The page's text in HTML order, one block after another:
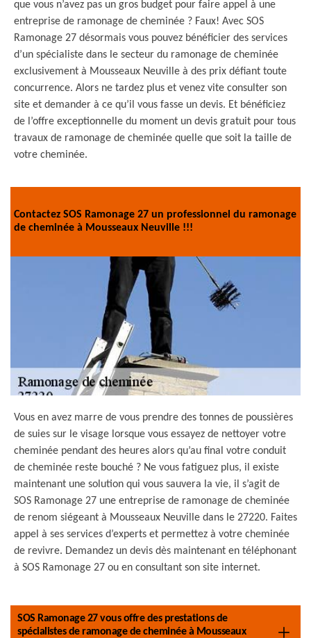
que vous n’avez pas un gros budget pour faire appel à une
entreprise de ramonage de cheminée ? Faux! Avec SOS
Ramonage 27 désormais vous pouvez bénéficier des services
d’un spécialiste dans le secteur du ramonage de cheminée
exclusivement à Mousseaux Neuville à des prix défiant toute
concurrence. Alors ne tardez plus et venez vite consulter son
site et demander à ce qu’il vous fasse un devis. Et bénéficiez
de l’offre exceptionnelle du moment un devis gratuit pour tous
travaux de ramonage de cheminée quelle que soit la taille de
votre cheminée.
Contactez SOS Ramonage 27 un professionnel du ramonage
de cheminée à Mousseaux Neuville !!!
Vous en avez marre de vous prendre des tonnes de poussières
de suies sur le visage lorsque vous essayez de nettoyer votre
cheminée pendant des heures alors qu’au final votre conduit
de cheminée reste bouché ? Ne vous fatiguez plus, il existe
maintenant une solution qui vous sauvera la vie, il s’agit de
SOS Ramonage 27 une entreprise de ramonage de cheminée
de renom siégeant à Mousseaux Neuville dans le 27220. Faites
appel à ses services d’experts et permettez à votre cheminée
de revivre. Demandez un devis dès maintenant en téléphonant
à SOS Ramonage 27 ou en consultant son site internet.
SOS Ramonage 27 vous offre des prestations de
spécialistes de ramonage de cheminée à Mousseaux